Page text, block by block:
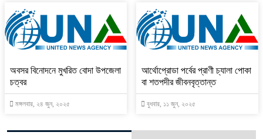
অবসর বিনোদনে মুখরিত বোদা উপজেলা
চত্বর
মঙ্গলবার, ২৪ জুন, ২০২৫
আর্থোপ্রোডা পর্বের প্রাণী চ্যালা পোকা
বা শতপদীর জীবনবৃত্তান্ত
বুধবার, ১১ জুন, ২০২৫